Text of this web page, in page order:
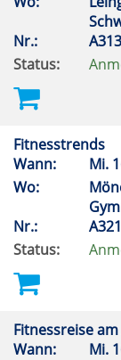
Nr.:
Status:
Fitnesstrends
Wann:
Mi.
Wo:
Nr.:
Status:
Fitnessreise
Wann:
Mi.